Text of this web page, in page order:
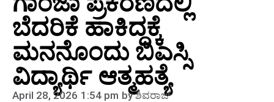
ಬೆದರಿಕೆ ಹಾಕಿದ್ದಕ್ಕೆ
ಮನನೊಂದು ಬಿಎಸ್ಸಿ
ವಿದ್ಯಾರ್ಥಿ ಆತ್ಮಹತ್ಯೆ
April 28, 2026 1:54 pm byಶಿವರಾಜ್